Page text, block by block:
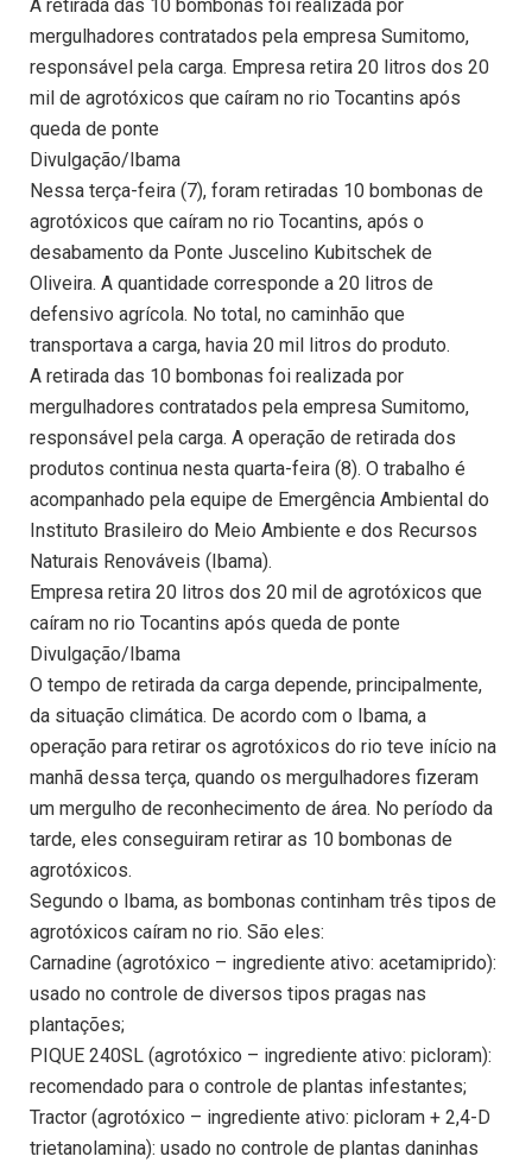
A retirada das 10 bombonas foi realizada por
mergulhadores contratados pela empresa Sumitomo,
responsável pela carga. Empresa retira 20 litros dos 20
mil de agrotóxicos que caíram no rio Tocantins após
queda de ponte
Divulgação/Ibama
Nessa terça-feira (7), foram retiradas 10 bombonas de
agrotóxicos que caíram no rio Tocantins, após o
desabamento da Ponte Juscelino Kubitschek de
Oliveira. A quantidade corresponde a 20 litros de
defensivo agrícola. No total, no caminhão que
transportava a carga, havia 20 mil litros do produto.
A retirada das 10 bombonas foi realizada por
mergulhadores contratados pela empresa Sumitomo,
responsável pela carga. A operação de retirada dos
produtos continua nesta quarta-feira (8). O trabalho é
acompanhado pela equipe de Emergência Ambiental do
Instituto Brasileiro do Meio Ambiente e dos Recursos
Naturais Renováveis (Ibama).
Empresa retira 20 litros dos 20 mil de agrotóxicos que
caíram no rio Tocantins após queda de ponte
Divulgação/Ibama
O tempo de retirada da carga depende, principalmente,
da situação climática. De acordo com o Ibama, a
operação para retirar os agrotóxicos do rio teve início na
manhã dessa terça, quando os mergulhadores fizeram
um mergulho de reconhecimento de área. No período da
tarde, eles conseguiram retirar as 10 bombonas de
agrotóxicos.
Segundo o Ibama, as bombonas continham três tipos de
agrotóxicos caíram no rio. São eles:
Carnadine (agrotóxico – ingrediente ativo: acetamiprido):
usado no controle de diversos tipos pragas nas
plantações;
PIQUE 240SL (agrotóxico – ingrediente ativo: picloram):
recomendado para o controle de plantas infestantes;
Tractor (agrotóxico – ingrediente ativo: picloram + 2,4-D
trietanolamina): usado no controle de plantas daninhas